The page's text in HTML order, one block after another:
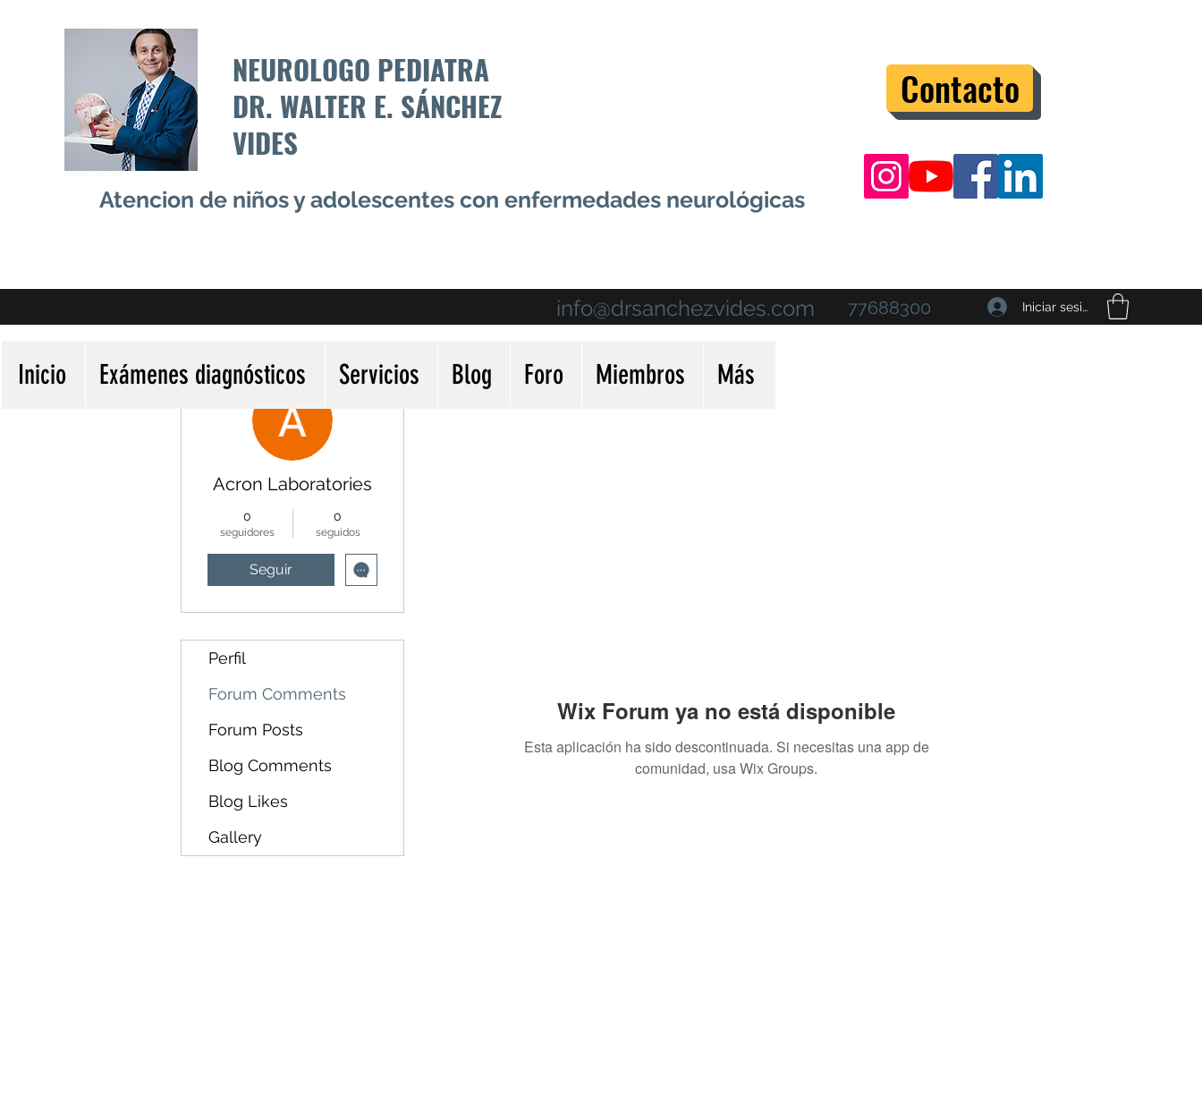
NEUROLOGO PEDIATRA
DR. WALTER E. SÁNCHEZ
VIDES
Atencion de niños y adolescentes con enfermedades neurológicas
Contacto
info@drsanchezvides.com 77688300 Iniciar sesión
Inicio Exámenes diagnósticos Servicios Blog Foro Miembros Más
Wix Forum ya no está disponible
Esta aplicación ha sido descontinuada. Si necesitas una app de
comunidad, usa Wix Groups.
Acron Laboratories
0
seguidores
0
seguidos
Seguir
Más acciones
Perfil
Forum Comments
Forum Posts
Blog Comments
Blog Likes
Gallery